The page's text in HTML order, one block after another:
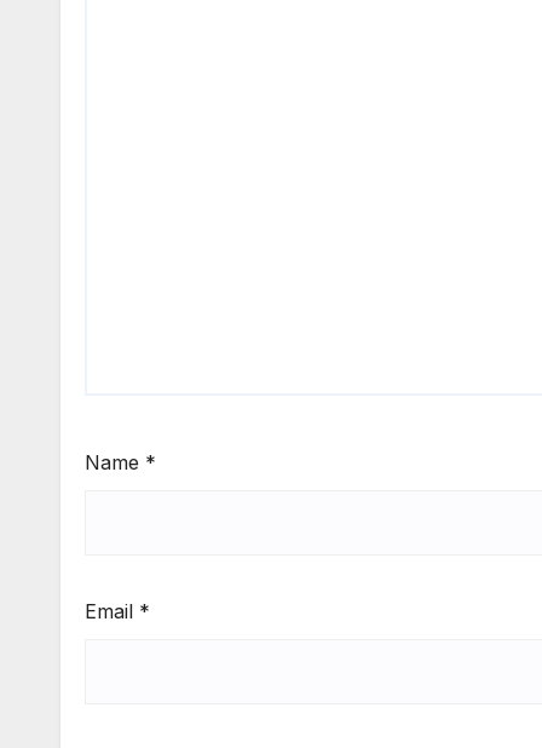
Name *
Email *